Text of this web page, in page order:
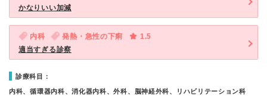
かなりいい加減
内科 発熱・急性の下痢
1.5
適当すぎる診察
診療科目：
内科、循環器内科、消化器内科、外科、脳神経外科、リハビリテーション科